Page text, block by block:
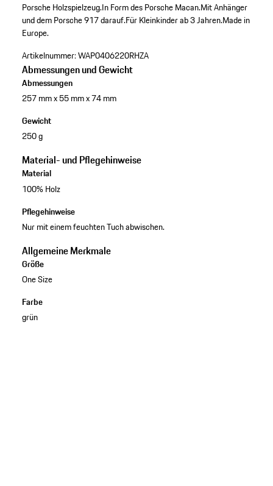
Porsche Holzspielzeug.In Form des Porsche Macan.Mit Anhänger
und dem Porsche 917 darauf.Für Kleinkinder ab 3 Jahren.Made in
Europe.
Artikelnummer:WAP0406220RHZA
Abmessungen und Gewicht
Abmessungen
257 mm x 55 mm x 74 mm
Gewicht
250 g
Material- und Pflegehinweise
Material
100% Holz
Pflegehinweise
Nur mit einem feuchten Tuch abwischen.
Allgemeine Merkmale
Größe
One Size
Farbe
grün